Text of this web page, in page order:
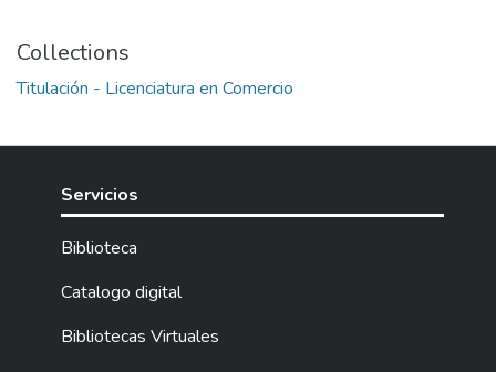
Collections
Titulación - Licenciatura en Comercio
Servicios
Biblioteca
Catalogo digital
Bibliotecas Virtuales